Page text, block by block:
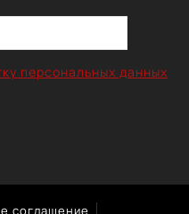
персональных данных
соглашение